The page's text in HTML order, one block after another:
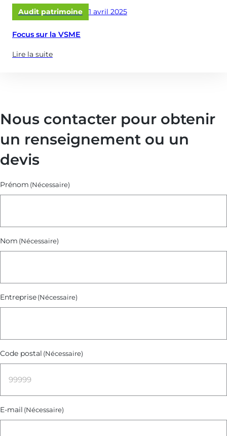
Audit patrimoine
Publié
le
1 avril 2025
Focus sur la VSME
Lire la suite
(à
sur
VSME)
Nous contacter pour obtenir
un renseignement ou un
devis
Prénom (Nécessaire)
Nom (Nécessaire)
Entreprise(Nécessaire)
Code postal (Nécessaire)
E-mail (Nécessaire)